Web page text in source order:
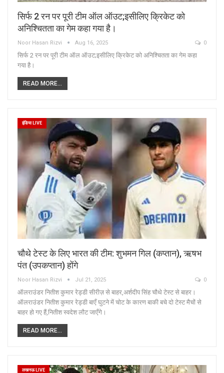
सिर्फ 2 रन पर पूरी टीम ऑल ऑउट;इसीलिए क्रिकेट को
अनिश्चितता का गेम कहा गया है।
Noor Hasan Rizvi Aug 16, 2025 0
सिर्फ 2 रन पर पूरी टीम ऑल ऑउट;इसीलिए क्रिकेट को अनिश्चितता का गेम कहा
गया है।
READ MORE...
इंडिया LIVE
चौथे टेस्ट के लिए भारत की टीम: शुभमन गिल (कप्तान), ऋषभ
पंत (उपकप्तान) होंगे
Noor Hasan Rizvi Jul 21, 2025 0
ऑलराउंडर नितीश कुमार रेड्डी सीरीज़ से बाहर,अर्शदीप सिंह चौथे टेस्ट से बाहर।
ऑलराउंडर नितीश कुमार रेड्डी बाएँ घुटने में चोट के कारण बाकी बचे दो टेस्ट मैचों से
बाहर हो गए हैं,नितीश स्वदेश लौट जाएँगे।
READ MORE...
लखनऊ LIVE